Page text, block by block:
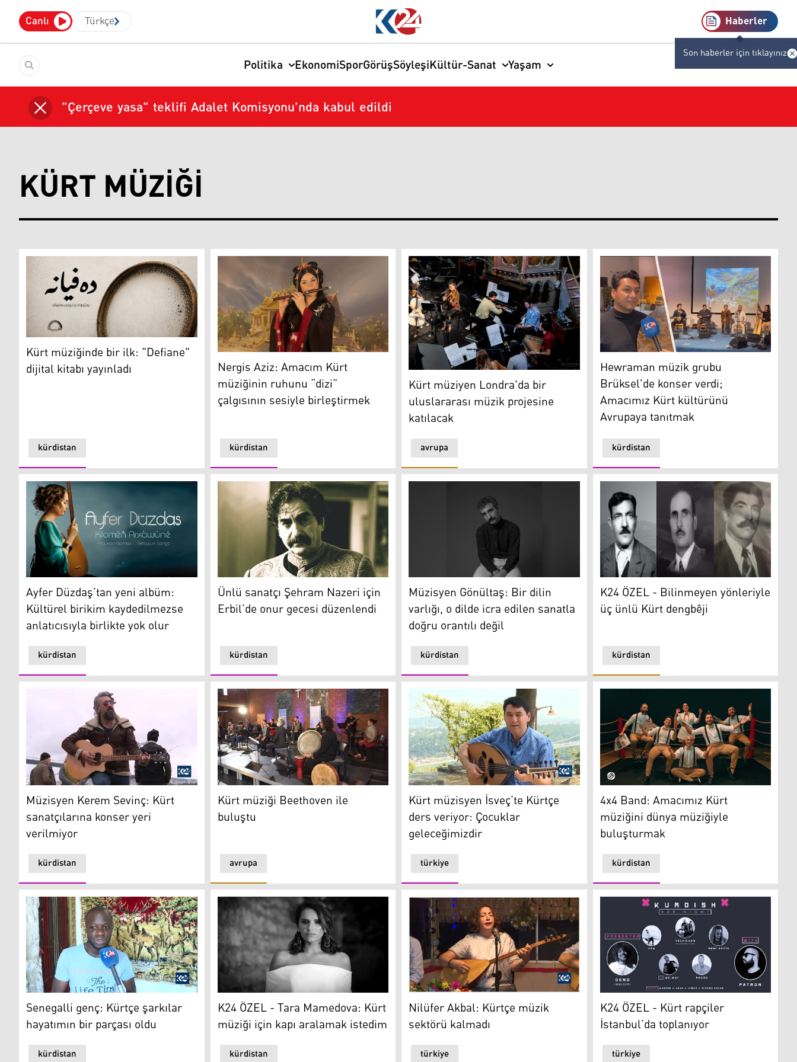
Canlı Türkçe Haberler
Son haberler için tıklayınız
Politika EkonomiSporGörüşSöyleşiKültür-Sanat Yaşam
"Çerçeve yasa" teklifi Adalet Komisyonu'nda kabul edildi
KÜRT MÜZIĞI
Kürt müziğinde bir ilk: "Defiane" dijital kitabı yayınladı
kürdistan
Kürt müziğinde bir ilk: "Defiane"
dijital kitabı yayınladı Kürt müzisyen Nergis Aziz
kürdistan
Nergis Aziz: Amacım Kürt
müziğinin ruhunu “dizi”
çalgısının sesiyle birleştirmek
Kürt müziyen Londra'da bir uluslararası müzik projesine katılacak
avrupa
Kürt müziyen Londra'da bir
uluslararası müzik projesine
katılacak
Hewraman müzik grubu Brüksel'de konser
kürdistan
Hewraman müzik grubu
Brüksel'de konser verdi;
Amacımız Kürt kültürünü
Avrupaya tanıtmak
Ayfer Düzdaş’tan yeni albüm: Kültürel birikim kaydedilmezse anlatıcısıyla birlikte yok olur
kürdistan
Ayfer Düzdaş’tan yeni albüm:
Kültürel birikim kaydedilmezse
anlatıcısıyla birlikte yok olur
Ünlü sanatçı Şehram Nazeri için Erbil’de onur gecesi düzenlendi
kürdistan
Ünlü sanatçı Şehram Nazeri için
Erbil’de onur gecesi düzenlendi
Ali Doğan Gönültaş
kürdistan
Müzisyen Gönültaş: Bir dilin
varlığı, o dilde icra edilen sanatla
doğru orantılı değil
Dengbêjler
kürdistan
K24 ÖZEL - Bilinmeyen yönleriyle
üç ünlü Kürt dengbêji
Müzisyen Kerem Sevinç: Kürt sanatçılarına konser yeri verilmiyor
kürdistan
Müzisyen Kerem Sevinç: Kürt
sanatçılarına konser yeri
verilmiyor
Kürt müziği Beethoven ile buluştu
avrupa
Kürt müziği Beethoven ile
buluştu
Kürt müzisyen İsveç’te Kürtçe ders veriyor: Çocuklar geleceğimizdir
türkiye
Kürt müzisyen İsveç’te Kürtçe
ders veriyor: Çocuklar
geleceğimizdir
4x4 Band (Çar Bi Çar) müzik grubu
kürdistan
4x4 Band: Amacımız Kürt
müziğini dünya müziğiyle
buluşturmak
Senegalli genç: Kürtçe şarkılar hayatımın bir parçası oldu
kürdistan
Senegalli genç: Kürtçe şarkılar
hayatımın bir parçası oldu
K24 ÖZEL - Tara Mamedova: Kürt müziği için kapı aralamak istedim
kürdistan
K24 ÖZEL - Tara Mamedova: Kürt
müziği için kapı aralamak istedim
Nilüfer Akbal: Kürtçe müzik sektörü kalmadı
türkiye
Nilüfer Akbal: Kürtçe müzik
sektörü kalmadı
K24 ÖZEL - Kürt rapçiler İstanbul’da
türkiye
K24 ÖZEL - Kürt rapçiler
İstanbul’da toplanıyor